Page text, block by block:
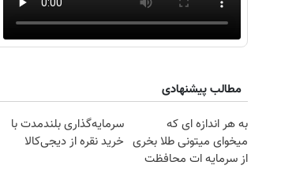
مطالب پیشنهادی
به هر اندازه ای که
میخوای میتونی طلا بخری
از سرمایه ات محافظت
سرمایه‌گذاری بلندمدت با
خرید نقره از دیجی‌کالا
روزنامه‌های ورزشی چهارشنبه ۱۴ مرداد ۱۴۰۵